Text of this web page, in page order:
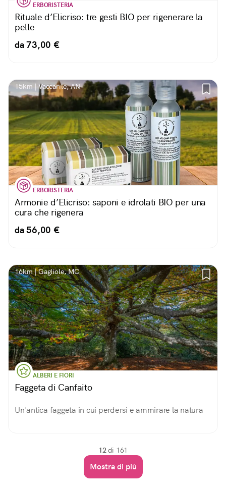
ERBORISTERIA
Rituale d’Elicriso: tre gesti BIO per rigenerare la
pelle
da 73,00 €
15km | Vaccarile, AN
ERBORISTERIA
Armonie d’Elicriso: saponi e idrolati BIO per una
cura che rigenera
da 56,00 €
16km | Gagliole, MC
ALBERI E FIORI
Faggeta di Canfaito
Un'antica faggeta in cui perdersi e ammirare la natura
12di 161
Mostra di più